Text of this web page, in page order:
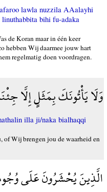
lawla nuzzila AAalayhi
bihi fu-adaka
de Koran maar in één keer
hebben Wij daarmee jouw hart
regelmatig doen voordragen.
وَلَا يَأْتُونَكَ بِمَثَلٍ إِلَّا
illa ji/naka bialhaqqi
of Wij brengen jou de waarheid en
الَّذِينَ يُحْشَرُونَ عَلَى